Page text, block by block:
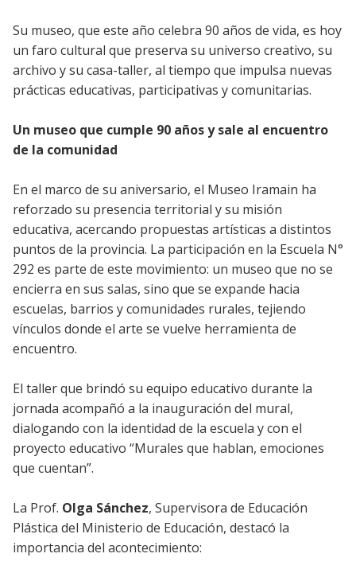
Su museo, que este año celebra 90 años de vida, es hoy
un faro cultural que preserva su universo creativo, su
archivo y su casa-taller, al tiempo que impulsa nuevas
prácticas educativas, participativas y comunitarias.
Un museo que cumple 90 años y sale al encuentro
de la comunidad
En el marco de su aniversario, el Museo Iramain ha
reforzado su presencia territorial y su misión
educativa, acercando propuestas artísticas a distintos
puntos de la provincia. La participación en la Escuela N°
292 es parte de este movimiento: un museo que no se
encierra en sus salas, sino que se expande hacia
escuelas, barrios y comunidades rurales, tejiendo
vínculos donde el arte se vuelve herramienta de
encuentro.
El taller que brindó su equipo educativo durante la
jornada acompañó a la inauguración del mural,
dialogando con la identidad de la escuela y con el
proyecto educativo “Murales que hablan, emociones
que cuentan”.
La Prof. Olga Sánchez, Supervisora de Educación
Plástica del Ministerio de Educación, destacó la
importancia del acontecimiento: